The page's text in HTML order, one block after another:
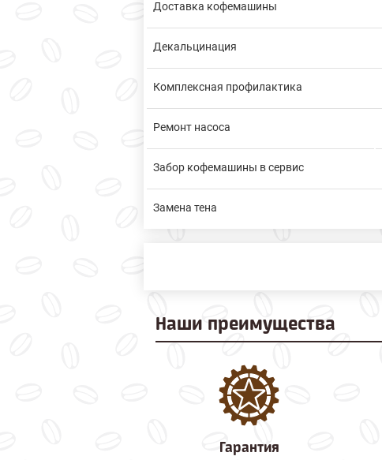
Доставка кофемашины
Декальцинация
Комплексная профилактика
Ремонт насоса
Забор кофемашины в сервис
Замена тена
Наши преимущества
Гарантия